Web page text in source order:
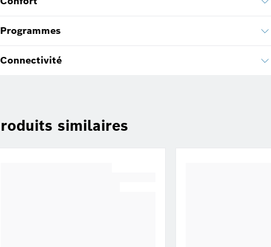
Programmes
Connectivité
similaires